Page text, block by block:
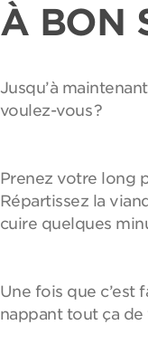
À BON
Jusqu’à
voulez-vous ?
Prenez votre long
Répartissez la
cuire quelques
Une fois que c’est
nappant tout ça de